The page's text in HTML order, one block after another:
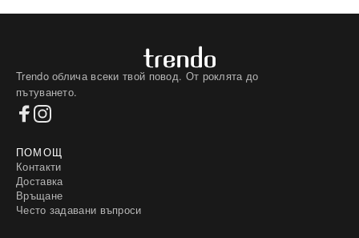
Trendo облича всеки твой повод. От роклята до
пътуването.
ПОМОЩ
Контакти
Доставка
Връщане
Често задавани въпроси